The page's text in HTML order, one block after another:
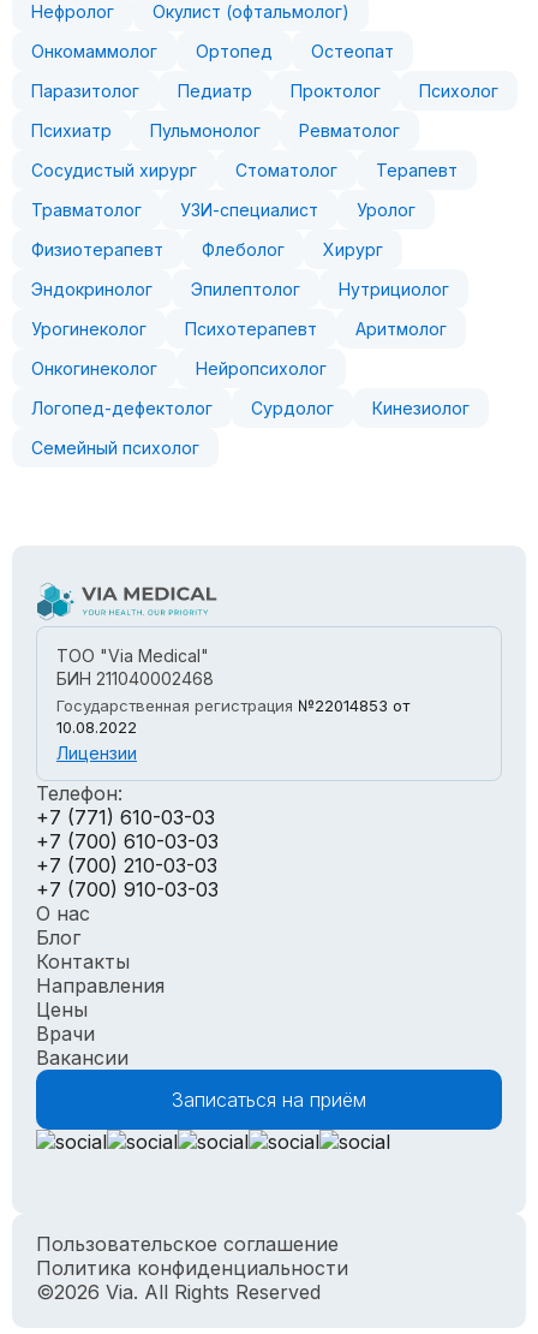
Нефролог
Окулист (офтальмолог)
Онкомаммолог
Ортопед
Остеопат
Паразитолог
Педиатр Проктолог
Психолог
Психиатр
Пульмонолог
Ревматолог
Сосудистый хирург
Стоматолог
Терапевт
Травматолог
УЗИ-специалист
Уролог
Физиотерапевт
Флеболог
Хирург
Эндокринолог
Эпилептолог
Нутрициолог
Урогинеколог
Психотерапевт
Аритмолог
Онкогинеколог
Нейропсихолог
Логопед-дефектолог
Сурдолог
Кинезиолог
Семейный психолог
ТОО "Via Medical"
БИН 211040002468
Государственная регистрация №22014853 от
10.08.2022
Лицензии
Телефон:
+7 (771) 610-03-03
+7 (700) 610-03-03
+7 (700) 210-03-03
+7 (700) 910-03-03
О нас
Блог
Контакты
Направления
Цены
Врачи
Вакансии
Записаться на приём
Пользовательское соглашение
Политика конфиденциальности
©2026 Via. All Rights Reserved